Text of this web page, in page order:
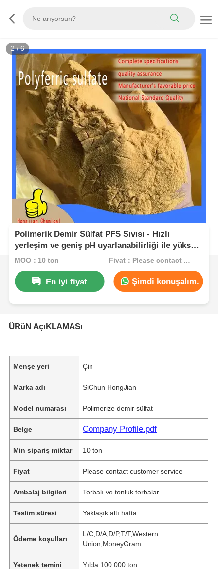
2/6
Polimerik Demir Sülfat PFS Sıvısı - Hızlı
yerleşim ve geniş pH uyarlanabilirliği ile yüksek
verimli flocculant su arıtma
MOQ：10 ton Fiyat：Please contact customer service
En iyi fiyat Şimdi konuşalım.
ÜRüN AçıKLAMASı
Menşe yeri Çin
Marka adı SiChun HongJian
Model numarası Polimerize demir sülfat
Belge Company Profile.pdf
Min sipariş miktarı 10 ton
Fiyat Please contact customer service
Ambalaj bilgileri Torbalı ve tonluk torbalar
Teslim süresi Yaklaşık altı hafta
Ödeme koşulları
L/C,D/A,D/P,T/T,Western
Union,MoneyGram
Yetenek temini Yılda 100.000 ton